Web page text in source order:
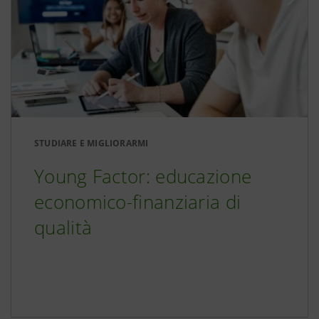
STUDIARE E MIGLIORARMI
Young Factor: educazione
economico-finanziaria di
qualità